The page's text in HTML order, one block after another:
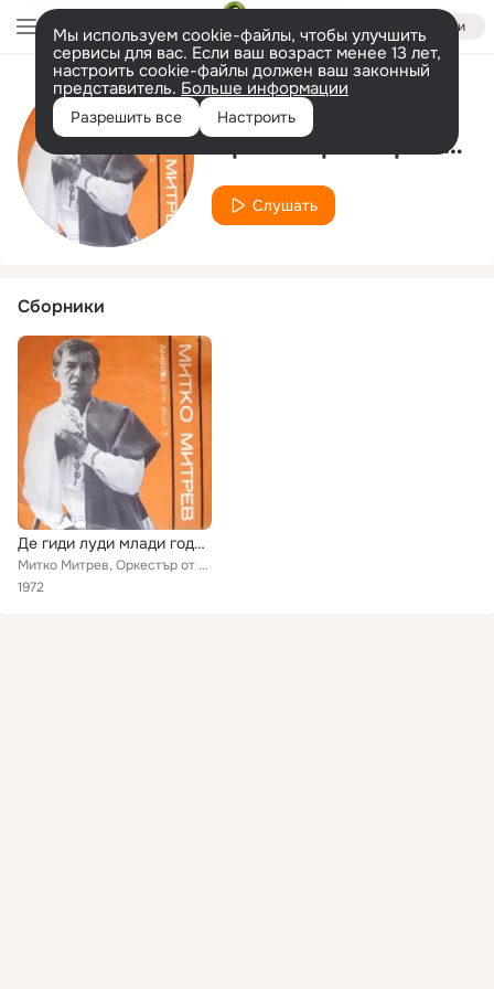
Войти
Мы используем cookie-файлы, чтобы улучшить
сервисы для вас. Если ваш возраст менее 13 лет,
настроить cookie-файлы должен ваш законный
представитель. Больше информации
Разрешить все Настроить
Исполнитель
Оркестър от гр. Сандански с ръководител Методи Лозански
Слушать
Сборники
Де гиди луди млади години
Митко Митрев, Оркестър от гр. Сандански с ръководител Методи Лозански
1972